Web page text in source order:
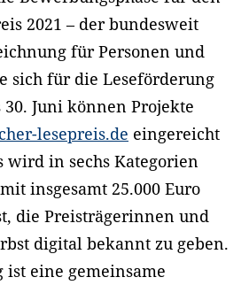
2021 – der bundesweit
für Personen und
sich für die Leseförderung
Juni können Projekte
lesepreis.de eingereicht
wird in sechs Kategorien
insgesamt 25.000 Euro
die Preisträgerinnen und
digital bekannt zu geben.
ist eine gemeinsame